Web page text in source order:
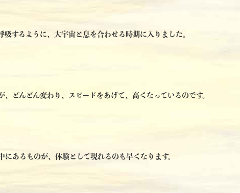
するように、大宇宙と息を合わせる時期に入りました。
どんどん変わり、スピードをあげて、高くなっているのです。
あるものが、体験として現れるのも早くなります。